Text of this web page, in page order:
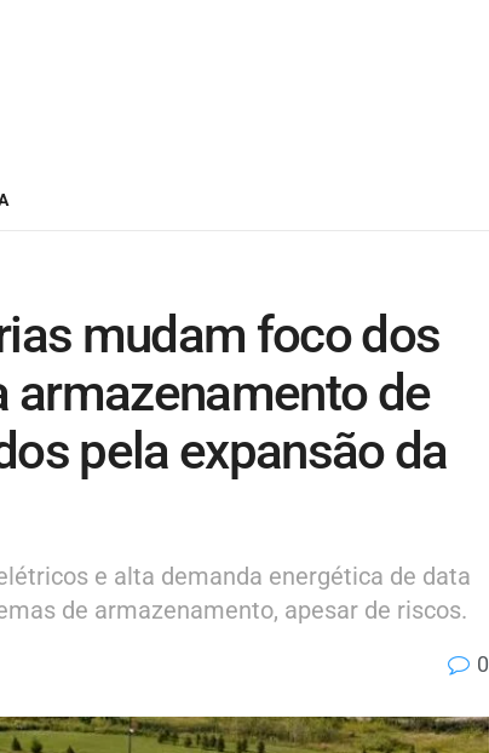
mudam foco dos
armazenamento de
pela expansão da
e alta demanda energética de data
de armazenamento, apesar de riscos.
0